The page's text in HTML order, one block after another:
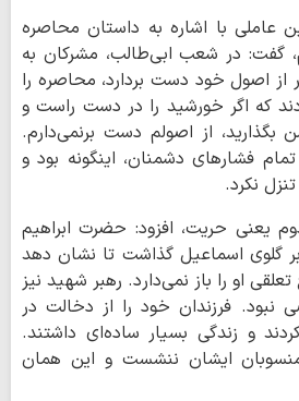
عاملی با اشاره به داستان محاصره
گفت: در شعب ابی‌طالب، مشرکان به
از اصول خود دست بردارد، محاصره را
که اگر خورشید را در دست راست و
از اصولم دست برنمی‌دارم.
فشارهای دشمنان، اینگونه بود و
نکرد.
یعنی حریت، افزود: حضرت ابراهیم
بر گلوی اسماعیل گذاشت تا نشان دهد
او را باز نمی‌دارد. رهبر شهید نیز
فرزندان خود را از دخالت در
و زندگی بسیار ساده‌ای داشتند.
ایشان ننشست و این همان